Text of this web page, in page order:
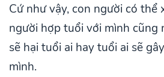
Cứ như vậy, con người có thể
người hợp tuổi với mình cũng
sẽ hại tuổi ai hay tuổi ai sẽ
mình.